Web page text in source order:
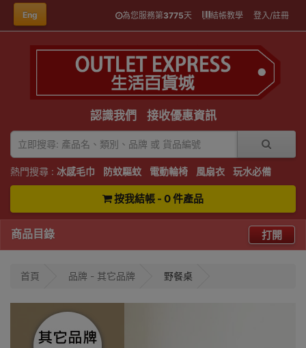
Eng 為您服務第3775天 結帳教學 登入/註冊
認識我們 接收優惠資訊
熱門搜尋 : 冰感毛巾 防蚊驅蚊 電動輪椅 風扇衣 玩水必備
按我結帳 - 0 件產品
商品目錄 打開
首頁 品牌 - 其它品牌 野餐桌